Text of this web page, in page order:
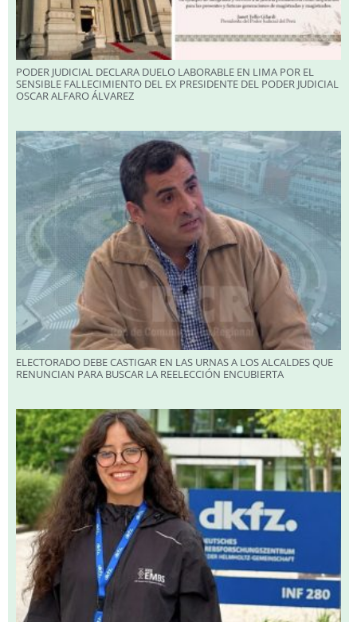
PODER JUDICIAL DECLARA DUELO LABORABLE EN LIMA POR EL
SENSIBLE FALLECIMIENTO DEL EX PRESIDENTE DEL PODER JUDICIAL
OSCAR ALFARO ÁLVAREZ
ELECTORADO DEBE CASTIGAR EN LAS URNAS A LOS ALCALDES QUE
RENUNCIAN PARA BUSCAR LA REELECCIÓN ENCUBIERTA